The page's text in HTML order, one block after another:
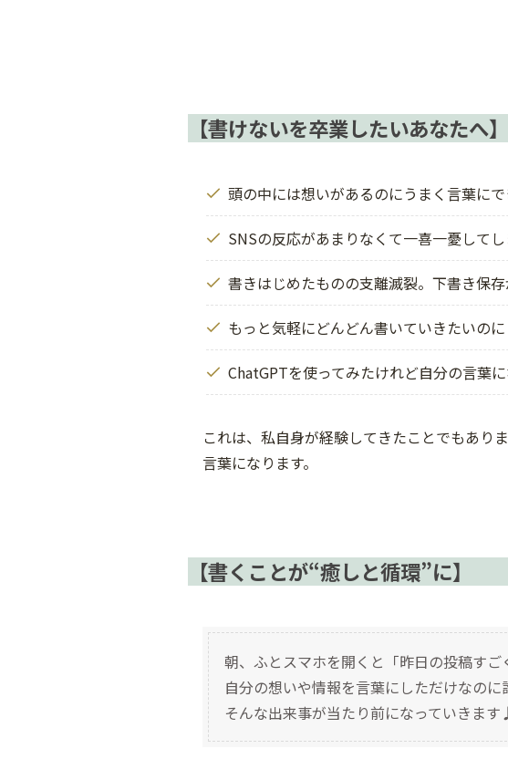
【書けないを卒業したいあなたへ】
頭の中には想いがあるのにうまく言葉に
SNSの反応があまりなくて一喜一憂してし
書きはじめたものの支離滅裂。下書き保存
もっと気軽にどんどん書いていきたいのに
ChatGPTを使ってみたけれど自分の言葉
これは、私自身が経験してきたことでもあり
言葉になります。
【書くことが“癒しと循環”に】
朝、ふとスマホを開くと「昨日の投稿すご
自分の想いや情報を言葉にしただけなのに
そんな出来事が当たり前になっていきます